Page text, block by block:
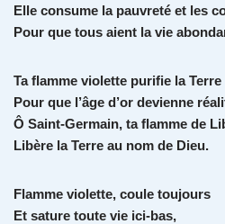
Elle consume la pauvreté et les
Pour que tous aient la vie
Ta flamme violette purifie la Terre
Pour que l’âge d’or devienne
Ô Saint-Germain, ta flamme de
Libère la Terre au nom de Dieu.
Flamme violette, coule toujours
Et sature toute vie ici-bas,